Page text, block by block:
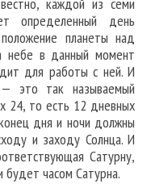
каждой из семи
определенный день
планеты над
небе в данный момент
для работы с ней. И
это так называемый
24, то есть 12 дневных
дня и ночи должны
и заходу Солнца. И
Сатурну,
будет часом Сатурна.